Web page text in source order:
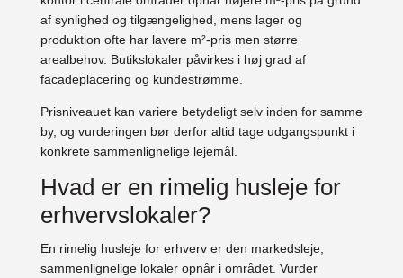
af synlighed og tilgængelighed, mens lager og
produktion ofte har lavere m²-pris men større
arealbehov. Butikslokaler påvirkes i høj grad af
facadeplacering og kundestrømme.
Prisniveauet kan variere betydeligt selv inden for samme
by, og vurderingen bør derfor altid tage udgangspunkt i
konkrete sammenlignelige lejemål.
Hvad er en rimelig husleje for
erhvervslokaler?
En rimelig husleje for erhverv er den markedsleje,
sammenlignelige lokaler opnår i området. Vurder